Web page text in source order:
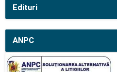
Edituri
ANPC